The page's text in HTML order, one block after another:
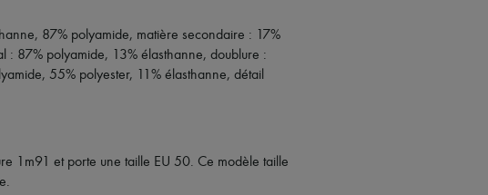
87% polyamide, matière secondaire : 17%
: 87% polyamide, 13% élasthanne, doublure :
55% polyester, 11% élasthanne, détail
1m91 et porte une taille EU 50. Ce modèle taille